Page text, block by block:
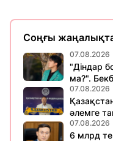
Соңғы
07.08.2026
"Діндар
ма?".
07.08.2026
әлемге
07.08.2026
6 млрд